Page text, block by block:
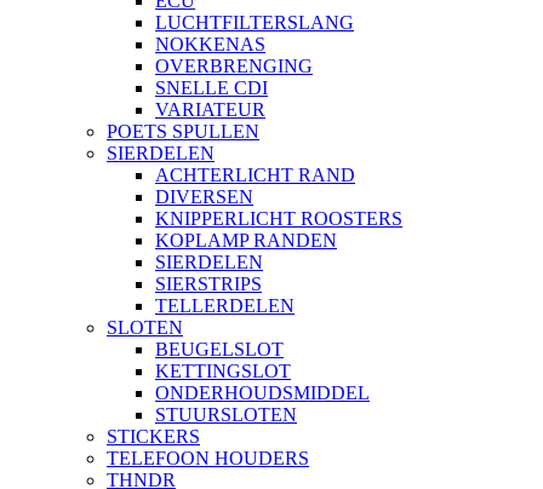
LUCHTFILTERSLANG
NOKKENAS
OVERBRENGING
SNELLE CDI
VARIATEUR
POETS SPULLEN
SIERDELEN
ACHTERLICHT RAND
DIVERSEN
KNIPPERLICHT ROOSTERS
KOPLAMP RANDEN
SIERDELEN
SIERSTRIPS
TELLERDELEN
SLOTEN
BEUGELSLOT
KETTINGSLOT
ONDERHOUDSMIDDEL
STUURSLOTEN
STICKERS
TELEFOON HOUDERS
THNDR